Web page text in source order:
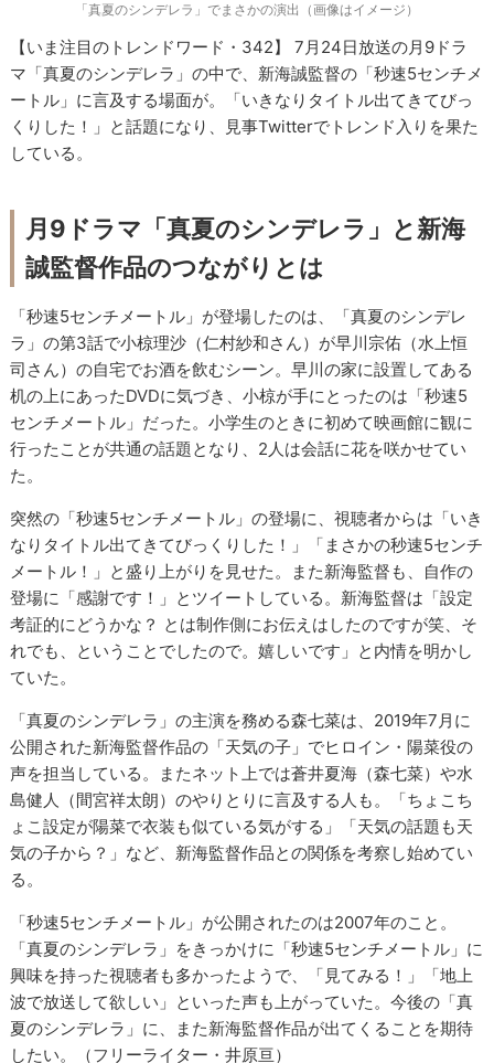
「真夏のシンデレラ」でまさかの演出（画像はイメージ）
【いま注目のトレンドワード・342】 7月24日放送の月9ドラ
マ「真夏のシンデレラ」の中で、新海誠監督の「秒速5センチメ
ートル」に言及する場面が。「いきなりタイトル出てきてびっ
くりした！」と話題になり、見事Twitterでトレンド入りを果た
している。
月9ドラマ「真夏のシンデレラ」と新海
誠監督作品のつながりとは
「秒速5センチメートル」が登場したのは、「真夏のシンデレ
ラ」の第3話で小椋理沙（仁村紗和さん）が早川宗佑（水上恒
司さん）の自宅でお酒を飲むシーン。早川の家に設置してある
机の上にあったDVDに気づき、小椋が手にとったのは「秒速5
センチメートル」だった。小学生のときに初めて映画館に観に
行ったことが共通の話題となり、2人は会話に花を咲かせてい
た。
突然の「秒速5センチメートル」の登場に、視聴者からは「いき
なりタイトル出てきてびっくりした！」「まさかの秒速5センチ
メートル！」と盛り上がりを見せた。また新海監督も、自作の
登場に「感謝です！」とツイートしている。新海監督は「設定
考証的にどうかな？ とは制作側にお伝えはしたのですが笑、そ
れでも、ということでしたので。嬉しいです」と内情を明かし
ていた。
「真夏のシンデレラ」の主演を務める森七菜は、2019年7月に
公開された新海監督作品の「天気の子」でヒロイン・陽菜役の
声を担当している。またネット上では蒼井夏海（森七菜）や水
島健人（間宮祥太朗）のやりとりに言及する人も。「ちょこち
ょこ設定が陽菜で衣装も似ている気がする」「天気の話題も天
気の子から？」など、新海監督作品との関係を考察し始めてい
る。
「秒速5センチメートル」が公開されたのは2007年のこと。
「真夏のシンデレラ」をきっかけに「秒速5センチメートル」に
興味を持った視聴者も多かったようで、「見てみる！」「地上
波で放送して欲しい」といった声も上がっていた。今後の「真
夏のシンデレラ」に、また新海監督作品が出てくることを期待
したい。（フリーライター・井原亘）